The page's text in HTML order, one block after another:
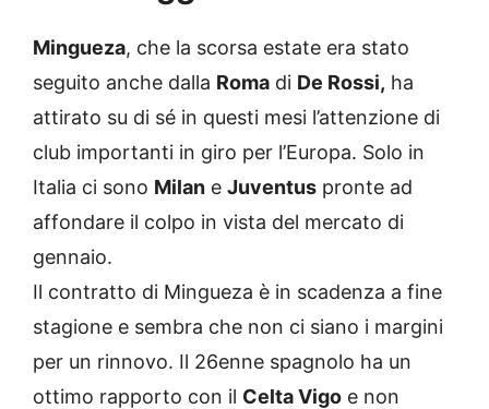
Mingueza, che la scorsa estate era stato
seguito anche dalla Roma di De Rossi, ha
attirato su di sé in questi mesi l’attenzione di
club importanti in giro per l’Europa. Solo in
Italia ci sono Milan e Juventus pronte ad
affondare il colpo in vista del mercato di
gennaio.
Il contratto di Mingueza è in scadenza a fine
stagione e sembra che non ci siano i margini
per un rinnovo. Il 26enne spagnolo ha un
ottimo rapporto con il Celta Vigo e non